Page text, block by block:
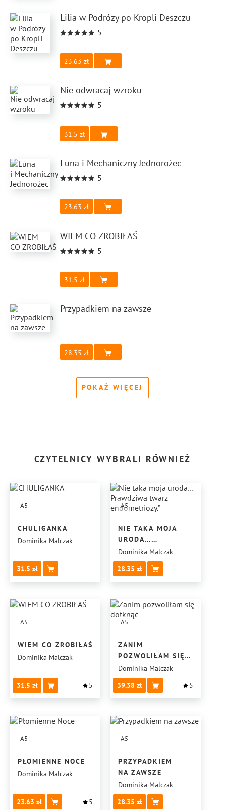
Lilia w Podróży po Kropli Deszczu
5
23.63
Nie odwracaj wzroku
5
31.5
Luna i Mechaniczny Jednorożec
5
23.63
WIEM CO ZROBIŁAŚ
5
31.5
Przypadkiem na zawsze
28.35
POKAŻ WIĘCEJ
CZYTELNICY WYBRALI RÓWNIEŻ
A5
CHULIGANKA
Dominika Malczak
31.5
A5
NIE TAKA MOJA
URODA…
PRAWDZIWA
TWARZ
ENDOMETRIOZY.”
Dominika Malczak
28.35
A5
WIEM CO ZROBIŁAŚ
Dominika Malczak
31.5 5
A5
ZANIM
POZWOLIŁAM SIĘ
DOTKNĄĆ
Dominika Malczak
39.38
5
A5
PŁOMIENNE NOCE
Dominika Malczak
23.63 5
A5
PRZYPADKIEM
NA ZAWSZE
Dominika Malczak
28.35